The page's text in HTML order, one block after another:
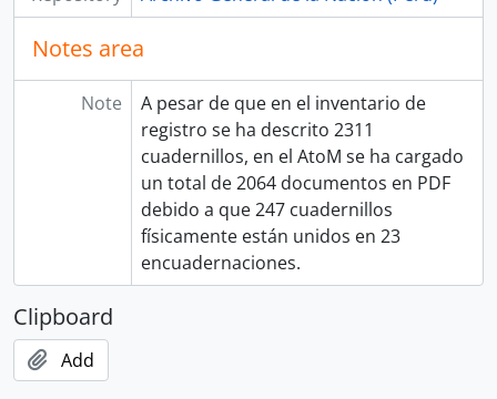
Notes area
Note
A pesar de que en el inventario de
registro se ha descrito 2311
cuadernillos, en el AtoM se ha cargado
un total de 2064 documentos en PDF
debido a que 247 cuadernillos
físicamente están unidos en 23
encuadernaciones.
Clipboard
Add